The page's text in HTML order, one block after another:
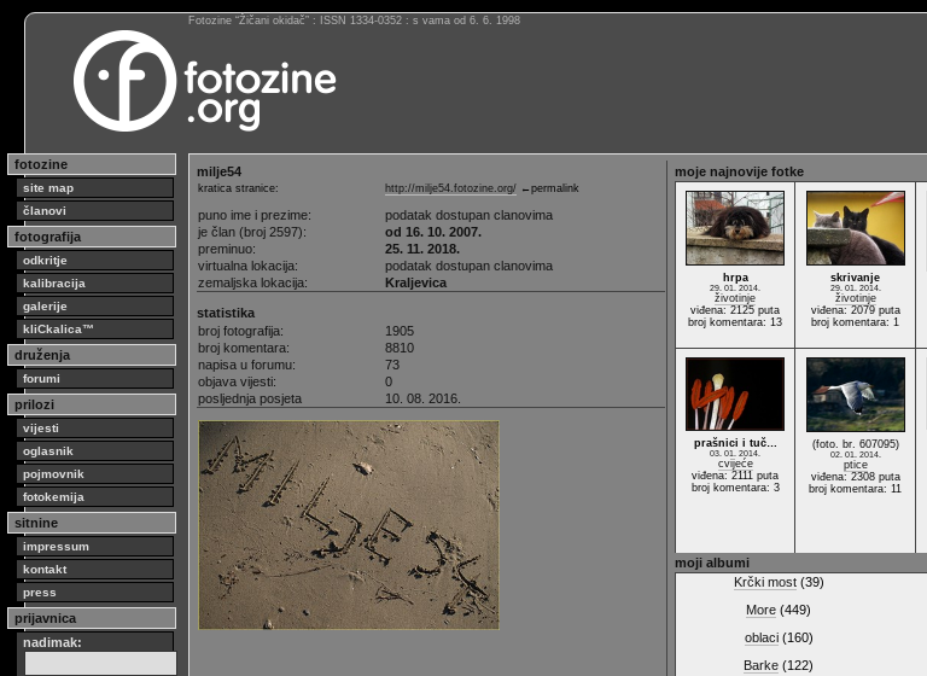
Fotozine “Žičani okidač” : ISSN 1334-0352 : s vama od 6. 6. 1998
fotozine
site map
članovi
fotografija
odkritje
kalibracija
galerije
kliCkalica™
druženja
forumi
prilozi
vijesti
oglasnik
pojmovnik
fotokemija
sitnine
impressum
kontakt
press
prijavnica
nadimak:
milje54
kratica stranice: http://milje54.fotozine.org/ ←permalink
puno ime i prezime:
podatak dostupan clanovima
je član (broj 2597):
od 16. 10. 2007.
preminuo:
25. 11. 2018.
virtualna lokacija:
podatak dostupan clanovima
zemaljska lokacija:
Kraljevica
statistika
broj fotografija:
1905
broj komentara:
8810
napisa u forumu:
73
objava vijesti:
0
posljednja posjeta
10. 08. 2016.
moje najnovije fotke
hrpa
29. 01. 2014.
životinje
viđena: 2125 puta
broj komentara: 13
skrivanje
29. 01. 2014.
životinje
viđena: 2079 puta
broj komentara: 1
prašnici i tuč…
03. 01. 2014.
cvijeće
viđena: 2111 puta
broj komentara: 3
(foto. br. 607095)
02. 01. 2014.
ptice
viđena: 2308 puta
broj komentara: 11
moji albumi
Krčki most(39)
More (449)
oblaci(160)
Barke (122)